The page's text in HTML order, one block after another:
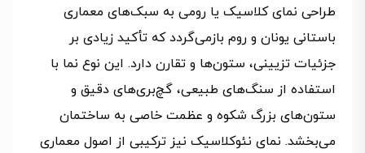
طراحی نمای کلاسیک یا رومی به سبک‌های معماری
باستانی یونان و روم بازمی‌گردد که تأکید زیادی بر
جزئیات تزیینی، ستون‌ها و تقارن دارد. این نوع نما با
استفاده از سنگ‌های طبیعی، گچ‌بری‌های دقیق و
ستون‌های بزرگ شکوه و عظمت خاصی به ساختمان
می‌بخشد. نمای نئوکلاسیک نیز ترکیبی از اصول معماری